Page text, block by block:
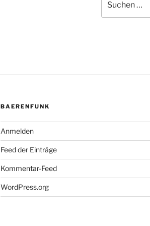
nach:
BAERENFUNK
Anmelden
Feed der Einträge
Kommentar-Feed
WordPress.org